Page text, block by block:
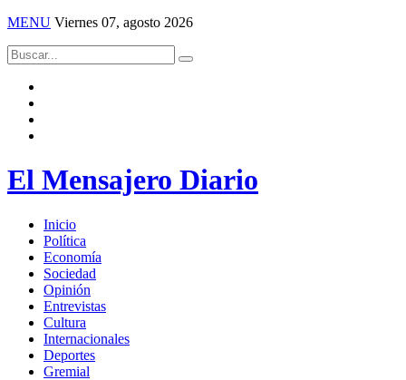
MENU Viernes 07, agosto 2026
El Mensajero Diario
Inicio
Política
Economía
Sociedad
Opinión
Entrevistas
Cultura
Internacionales
Deportes
Gremial